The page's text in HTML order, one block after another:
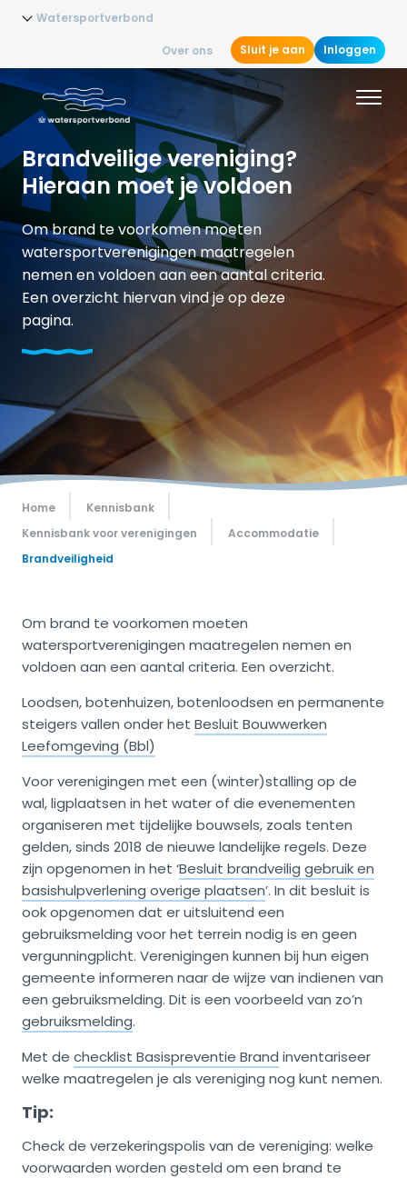
Watersportverbond
Over ons Sluit je aan Inloggen
Brandveilige vereniging?
Hieraan moet je voldoen
Om brand te voorkomen moeten
watersportverenigingen maatregelen
nemen en voldoen aan een aantal criteria.
Een overzicht hiervan vind je op deze
pagina.
Home
Kennisbank
Kennisbank voor verenigingen
Accommodatie
Brandveiligheid
Om brand te voorkomen moeten
watersportverenigingen maatregelen nemen en
voldoen aan een aantal criteria. Een overzicht.
Loodsen, botenhuizen, botenloodsen en permanente
steigers vallen onder het Besluit Bouwwerken
Leefomgeving (Bbl)
Voor verenigingen met een (winter)stalling op de
wal, ligplaatsen in het water of die evenementen
organiseren met tijdelijke bouwsels, zoals tenten
gelden, sinds 2018 de nieuwe landelijke regels. Deze
zijn opgenomen in het ‘Besluit brandveilig gebruik en
basishulpverlening overige plaatsen’. In dit besluit is
ook opgenomen dat er uitsluitend een
gebruiksmelding voor het terrein nodig is en geen
vergunningplicht. Verenigingen kunnen bij hun eigen
gemeente informeren naar de wijze van indienen van
een gebruiksmelding. Dit is een voorbeeld van zo’n
gebruiksmelding.
Met de checklist Basispreventie Brand inventariseer
welke maatregelen je als vereniging nog kunt nemen.
Tip:
Check de verzekeringspolis van de vereniging: welke
voorwaarden worden gesteld om een brand te